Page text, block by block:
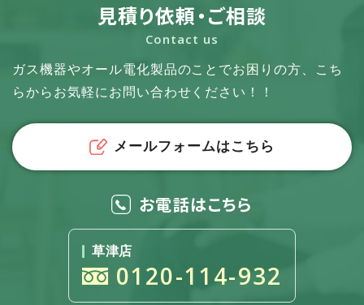
見積り依頼・ご相談
Contact us
ガス機器やオール電化製品のことでお困りの方、
こち
らからお気軽にお問い合わせください！！
メールフォームはこちら
お電話はこちら
草津店
0120-114-932